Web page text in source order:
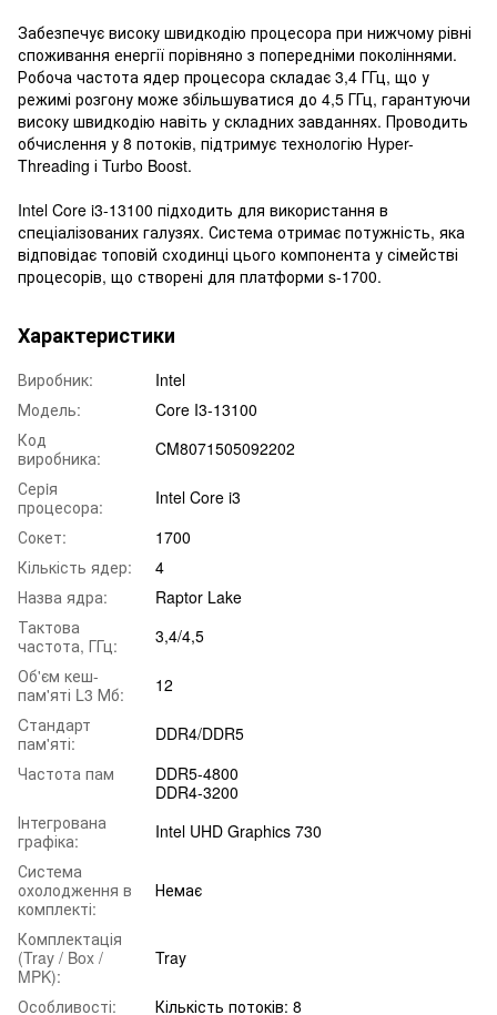
Забезпечує високу швидкодію процесора при нижчому рівні
споживання енергії порівняно з попередніми поколіннями.
Робоча частота ядер процесора складає 3,4 ГГц, що у
режимі розгону може збільшуватися до 4,5 ГГц, гарантуючи
високу швидкодію навіть у складних завданнях. Проводить
обчислення у 8 потоків, підтримує технологію Hyper-
Threading і Turbo Boost.
Intel Core i3-13100 підходить для використання в
спеціалізованих галузях. Система отримає потужність, яка
відповідає топовій сходинці цього компонента у сімействі
процесорів, що створені для платформи s-1700.
Характеристики
Виробник:
Intel
Модель:
Core I3-13100
Код
виробника:
CM8071505092202
Серiя
процесора:
Intel Core i3
Сокет:
1700
Кількість ядер:
4
Назва ядра:
Raptor Lake
Тактова
частота, ГГц:
3,4/4,5
Об'єм кеш-
пам'яті L3 Мб:
12
Cтандарт
пам'яті:
DDR4/DDR5
Частота пам
DDR5-4800
DDR4-3200
Інтегрована
графіка:
Intel UHD Graphics 730
Система
охолодження в
комплекті:
Немає
Комплектація
(Tray / Box /
MPK):
Tray
Особливості:
Кількість потоків: 8